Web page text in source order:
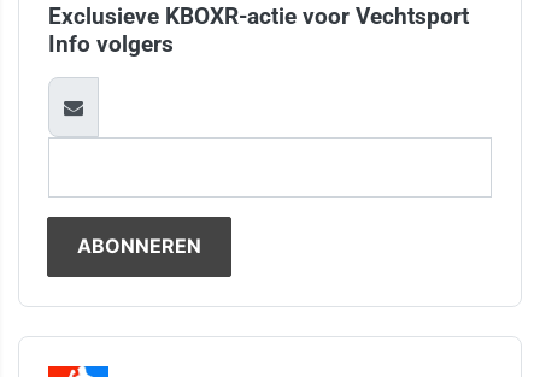
Exclusieve KBOXR-actie voor Vechtsport
Info volgers